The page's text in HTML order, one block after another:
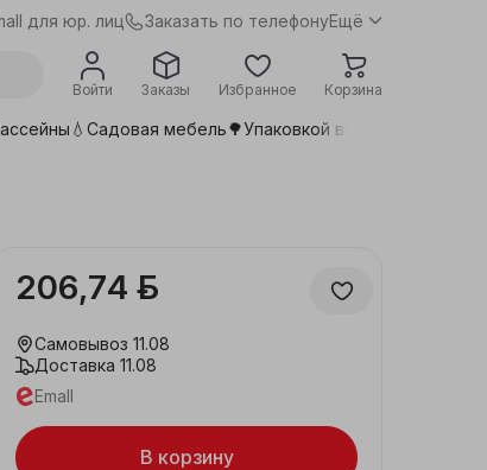
для юр. лиц Заказать по телефонуЕщё
Войти Заказы Избранное Корзина
Садовая мебель🌳Упаковкой выгоднее📦
206,74 ƃ
Самовывоз 11.08
Доставка 11.08
Emall
В корзину